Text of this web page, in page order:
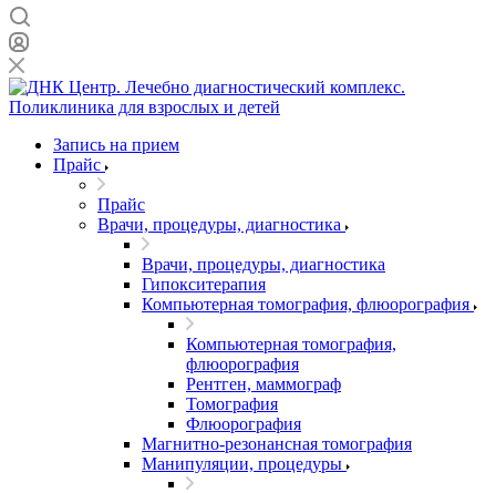
Запись на прием
Прайс
Прайс
Врачи, процедуры, диагностика
Врачи, процедуры, диагностика
Гипокситерапия
Компьютерная томография, флюорография
Компьютерная томография,
флюорография
Рентген, маммограф
Томография
Флюорография
Магнитно-резонансная томография
Манипуляции, процедуры